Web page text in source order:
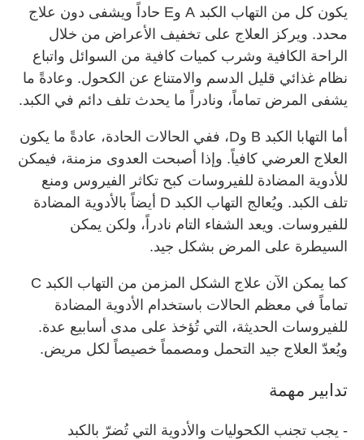
يكون كل من التهاب الكبد A وE حاداً ويشفى دون علاج
محدد. ويركز العلاج على تخفيف الأعراض من خلال
الراحة الكافية وشرب كميات كافية من السوائل واتباع
نظام غذائي قليل الدسم والامتناع عن الكحول. وعادةً ما
يشفى المرض تماماً، ونادراً ما يحدث تلف دائم في الكبد.
أما التهابا الكبد B وD، ففي الحالات الحادة، عادةً ما يكون
العلاج العرضي كافياً. وإذا أصبحت العدوى مزمنة، فيمكن
للأدوية المضادة للفيروسات كبح تكاثر الفيروس ومنع
تلف الكبد. ويُعالج التهاب الكبد D أيضاً بالأدوية المضادة
للفيروسات. ويعد الشفاء التام نادراً، ولكن يمكن
السيطرة على المرض بشكل جيد.
كما يمكن الآن علاج الشكل المزمن من التهاب الكبد C
تماماً في معظم الحالات باستخدام الأدوية المضادة
للفيروسات الحديثة، التي تُؤخذ على مدى أسابيع عدة.
ويُعدّ العلاج جيد التحمل ومصمماً خصيصاً لكل مريض.
تدابير مهمة
- يجب تجنب الكحوليات والأدوية التي تُضرّ بالكبد